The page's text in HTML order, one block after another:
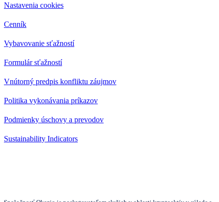
Nastavenia cookies
Cenník
Vybavovanie sťažností
Formulár sťažností
Vnútorný predpis konfliktu záujmov
Politika vykonávania príkazov
Podmienky úschovy a prevodov
Sustainability Indicators